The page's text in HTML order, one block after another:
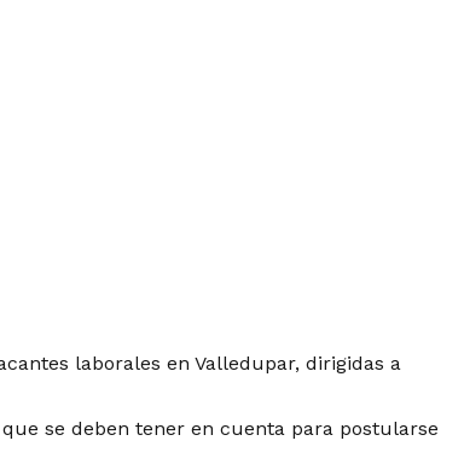
laborales en Valledupar, dirigidas a
se deben tener en cuenta para postularse